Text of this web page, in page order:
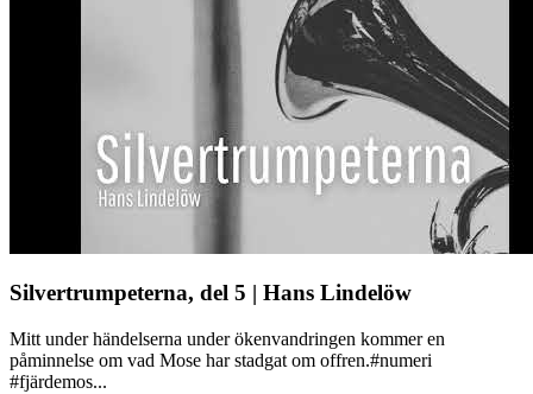
Silvertrumpeterna, del 5 | Hans Lindelöw
Mitt under händelserna under ökenvandringen kommer en
påminnelse om vad Mose har stadgat om offren.#numeri
#fjärdemos...